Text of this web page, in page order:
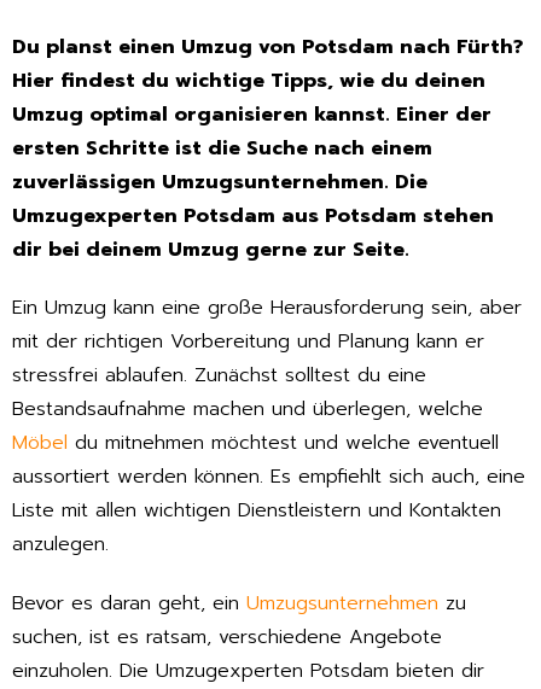
Du planst einen Umzug von Potsdam nach Fürth?
Hier findest du wichtige Tipps, wie du deinen
Umzug optimal organisieren kannst. Einer der
ersten Schritte ist die Suche nach einem
zuverlässigen Umzugsunternehmen. Die
Umzugexperten Potsdam aus Potsdam stehen
dir bei deinem Umzug gerne zur Seite.
Ein Umzug kann eine große Herausforderung sein, aber
mit der richtigen Vorbereitung und Planung kann er
stressfrei ablaufen. Zunächst solltest du eine
Bestandsaufnahme machen und überlegen, welche
Möbel du mitnehmen möchtest und welche eventuell
aussortiert werden können. Es empfiehlt sich auch, eine
Liste mit allen wichtigen Dienstleistern und Kontakten
anzulegen.
Bevor es daran geht, ein Umzugsunternehmen zu
suchen, ist es ratsam, verschiedene Angebote
einzuholen. Die Umzugexperten Potsdam bieten dir